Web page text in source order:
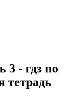
3 - гдз по
тетрадь